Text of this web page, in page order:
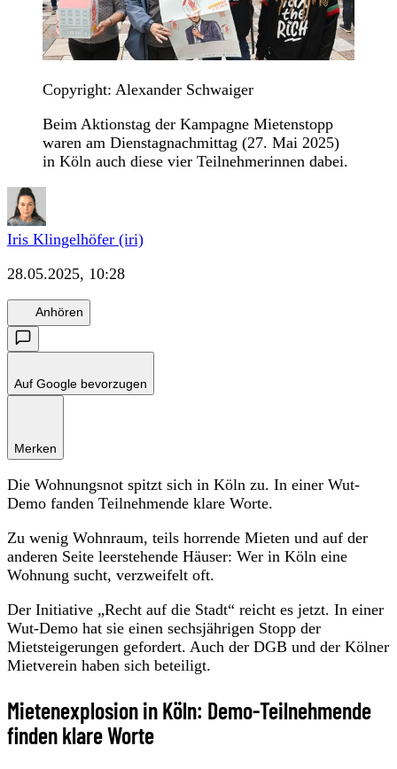
Copyright: Alexander Schwaiger
Beim Aktionstag der Kampagne Mietenstopp
waren am Dienstagnachmittag (27. Mai 2025)
in Köln auch diese vier Teilnehmerinnen dabei.
Iris Klingelhöfer (iri)
28.05.2025, 10:28
Anhören
Auf Google bevorzugen
Merken
Die Wohnungsnot spitzt sich in Köln zu. In einer Wut-
Demo fanden Teilnehmende klare Worte.
Zu wenig Wohnraum, teils horrende Mieten und auf der
anderen Seite leerstehende Häuser: Wer in Köln eine
Wohnung sucht, verzweifelt oft.
Der Initiative „Recht auf die Stadt“ reicht es jetzt. In einer
Wut-Demo hat sie einen sechsjährigen Stopp der
Mietsteigerungen gefordert. Auch der DGB und der Kölner
Mietverein haben sich beteiligt.
Mietenexplosion in Köln: Demo-Teilnehmende
finden klare Worte